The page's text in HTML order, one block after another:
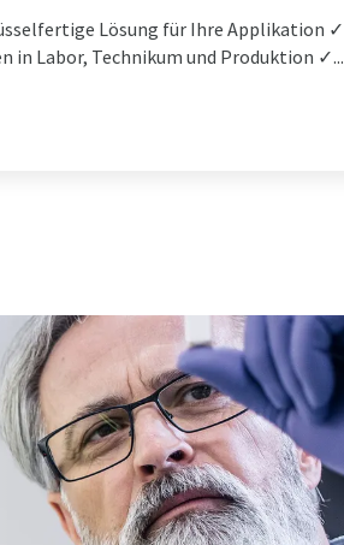
Lösung für Ihre Applikation ✓
in Labor, Technikum und Produktion ✓...